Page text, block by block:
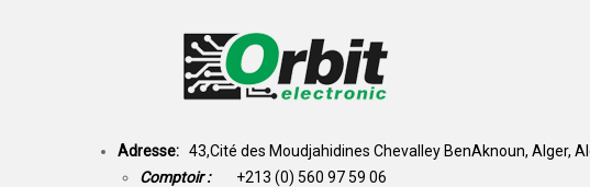
Adresse: 43,Cité des Moudjahidines Chevalley BenAknoun, Alger,
Comptoir : +213 (0) 560 97 59 06